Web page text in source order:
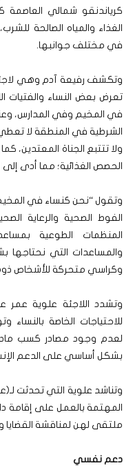
كرياندنقو شمالي
الغذاء والمياه الصالحة
في مختلف جوانبها.
وتكشف رفيعة آدم وهي
تعرض بعض النساء والفتيات
في المخيم وفي المدارس،
الشرطية في المنطقة لا تعطي
ولا تتتبع الجناة
الحصص الغذائية؛ مما أدى
وتقول “نحن كنساء في المخيم
الفوط الصحية والرعاية
المنظمات الطوعية
والمساعدات التي نحتاجها
وكراسي متحركة للأشخاص
وتشدد اللاجئة علوية عمر
للاحتياجات الخاصة بالنساء
لعدم وجود مصادر كسب
بشكل أساسي على الدعم
وتناشد علوية التي تحدثت
المهتمة بالعمل على إقامة
ملتقى لهن لمناقشة
دعم نفسي